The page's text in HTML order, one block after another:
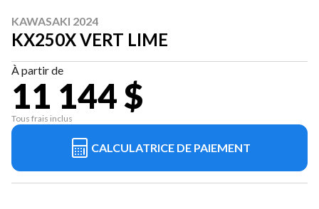
KAWASAKI 2024
KX250X VERT LIME
À partir de
11 144 $
Tous frais inclus
CALCULATRICE DE PAIEMENT